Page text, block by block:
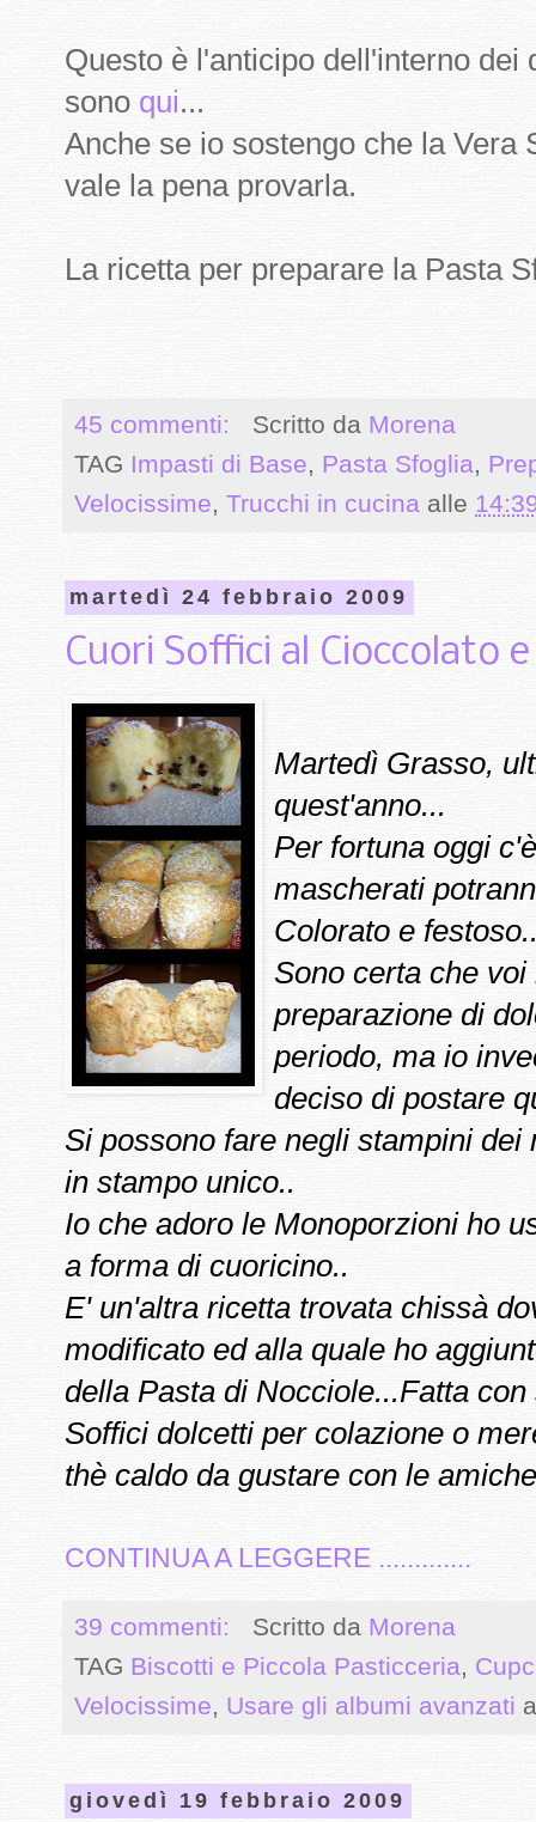
Questo è l'anticipo dell'interno dei
sono qui...
Anche se io sostengo che la Vera
vale la pena provarla.
La ricetta per preparare la Pasta
45 commenti: Scritto da Morena
TAG Impasti di Base, Pasta Sfoglia,
Velocissime, Trucchi in cucina alle
martedì 24 febbraio 2009
Cuori Soffici al Cioccolato
Martedì Grasso,
quest'anno...
Per fortuna oggi
mascherati
Colorato e
Sono certa che
preparazione di
periodo, ma io
deciso di postare
Si possono fare negli stampini
in stampo unico..
Io che adoro le Monoporzioni ho
a forma di cuoricino..
E' un'altra ricetta trovata chissà
modificato ed alla quale ho
della Pasta di Nocciole...Fatta
Soffici dolcetti per colazione o
thè caldo da gustare con le
CONTINUA A LEGGERE .............
39 commenti: Scritto da Morena
TAG Biscotti e Piccola Pasticceria,
Velocissime, Usare gli albumi avanzati
giovedì 19 febbraio 2009